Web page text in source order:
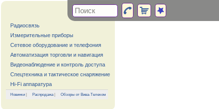
Радиосвязь
Измерительные приборы
Сетевое оборудование и телефония
Автоматизация торговли и навигация
Видеонаблюдение и контроль доступа
Спецтехника и тактическое снаряжение
Hi-Fi аппаратура
Новинки | Распродажа| Обзоры от Вива-Телеком